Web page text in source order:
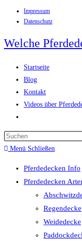
Inhalt
Impressum
Datenschutz
Welche
Startseite
Blog
Kontakt
Videos über
umschalten
Menü Schließen
Pferdedecken Info
Pferdedecken
Regendecke
Weidedecke